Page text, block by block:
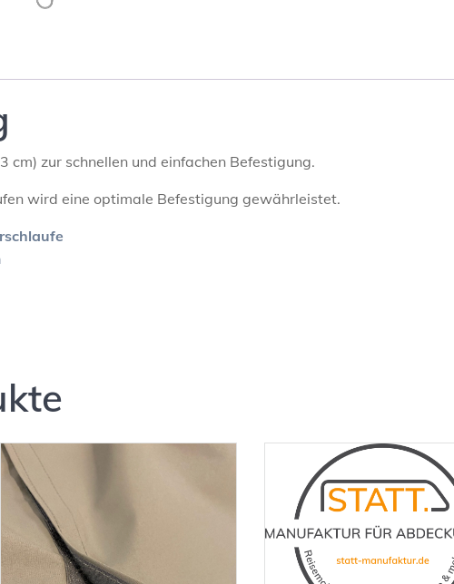
cm) zur schnellen und einfachen Befestigung.
wird eine optimale Befestigung gewährleistet.